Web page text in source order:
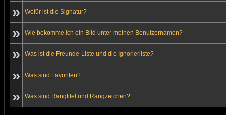
» Wofür ist die Signatur?
» Wie bekomme ich ein Bild unter meinen Benutzernamen?
» Was ist die Freunde-Liste und die Ignorierliste?
» Was sind Favoriten?
» Was sind Rangtitel und Rangzeichen?